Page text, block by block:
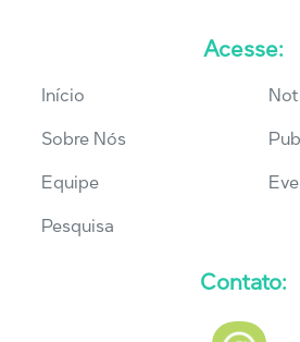
Acesse:
Início
Sobre Nós
Equipe
Pesquisa
Contato: